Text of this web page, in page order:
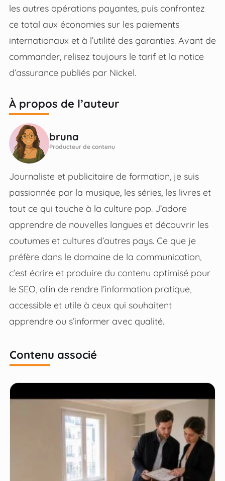
les autres opérations payantes, puis confrontez
ce total aux économies sur les paiements
internationaux et à l’utilité des garanties. Avant de
commander, relisez toujours le tarif et la notice
d’assurance publiés par Nickel.
À propos de l’auteur
bruna
Producteur de contenu
Journaliste et publicitaire de formation, je suis
passionnée par la musique, les séries, les livres et
tout ce qui touche à la culture pop. J’adore
apprendre de nouvelles langues et découvrir les
coutumes et cultures d’autres pays. Ce que je
préfère dans le domaine de la communication,
c’est écrire et produire du contenu optimisé pour
le SEO, afin de rendre l’information pratique,
accessible et utile à ceux qui souhaitent
apprendre ou s’informer avec qualité.
Contenu associé